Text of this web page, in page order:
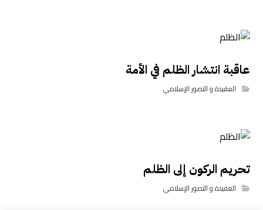
عاقبة انتشار الظلم في الأمة
العقيدة و التصور الإسلامي
تحريم الركون إلى الظلم
العقيدة و التصور الإسلامي